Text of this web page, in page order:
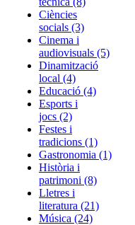
Ciències
socials (3)
Cinema i
audiovisuals (5)
Dinamització
local (4)
Educació (4)
Esports i
jocs (2)
Festes i
tradicions (1)
Gastronomia (1)
Història i
patrimoni (8)
Lletres i
literatura (21)
Música (24)